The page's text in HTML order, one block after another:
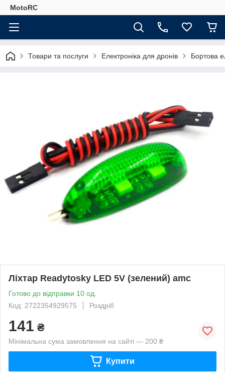
MotoRC
Товари та послуги Електроніка для дронів Бортова
Ліхтар Readytosky LED 5V (зелений) amc
Готово до відправки 10 од.
Код: 2722354929575
Роздріб
141 ₴
Мінімальна сума замовлення на сайті — 200 ₴
Купити